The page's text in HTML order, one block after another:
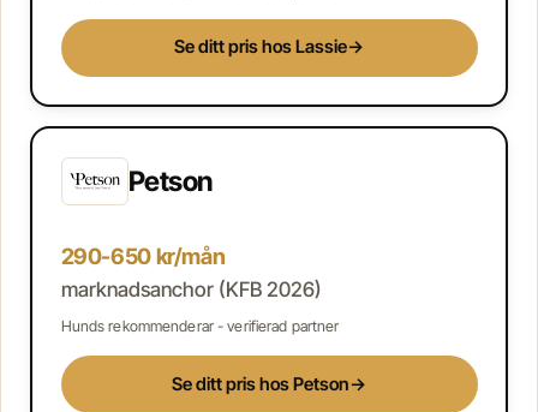
Se ditt pris hos Lassie→
Petson
290-650 kr/mån
marknadsanchor (KFB 2026)
Hunds rekommenderar - verifierad partner
Se ditt pris hos Petson→